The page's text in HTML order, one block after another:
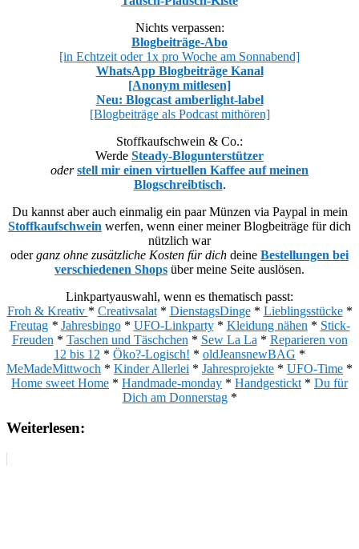
Nichts verpassen:
Blogbeiträge-Abo
[in Echtzeit oder 1x pro Woche am Sonnabend]
WhatsApp Blogbeiträge Kanal
[Anonym mitlesen]
Neu: Blogcast amberlight-label
[Blogbeiträge als Podcast mithören]
Stoffkaufschwein & Co.:
Werde Steady-Blogunterstützer
oder stell mir einen virtuellen Kaffee auf meinen
Blogschreibtisch.
Du kannst aber auch einmalig ein paar Münzen via Paypal in mein
Stoffkaufschwein werfen, wenn einer meiner Blogbeiträge für dich
nützlich war
oderganz ohne zusätzliche Kosten für dich deine Bestellungen bei
verschiedenen Shops über meine Seite auslösen.
Linkpartyauswahl, wenn es thematisch passt:
Froh & Kreativ * Creativsalat* DienstagsDinge* Lieblingsstücke*
Freutag* Jahresbingo* UFO-Linkparty* Kleidung nähen * Stick-
Freuden * Taschen und Täschchen * Sew La La * Reparieren von
12 bis 12 * Öko?-Logisch! * oldJeansnewBAG *
MeMadeMittwoch * Kinder Allerlei * Jahresprojekte * UFO-Time *
Home sweet Home * Handmade-monday * Handgestickt * Du für
Dich am Donnerstag*
Weiterlesen: